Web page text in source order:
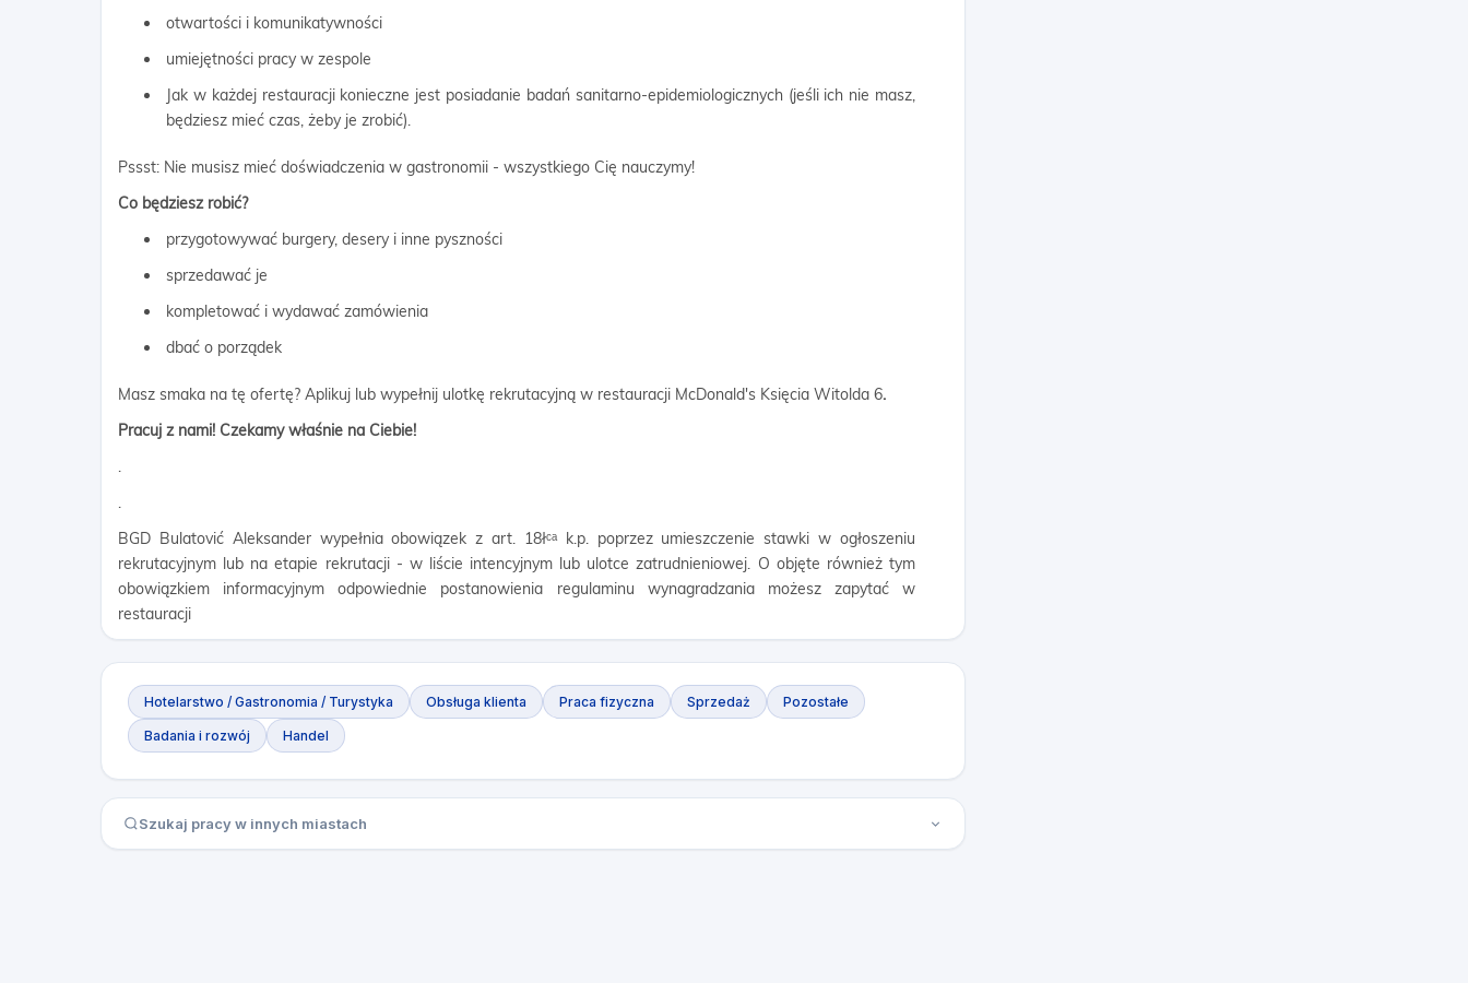
otwartości i komunikatywności
umiejętności pracy w zespole
Jak w każdej restauracji konieczne jest posiadanie badań sanitarno-epidemiologicznych (jeśli ich nie masz,
będziesz mieć czas, żeby je zrobić).
Pssst: Nie musisz mieć doświadczenia w gastronomii - wszystkiego Cię nauczymy!
Co będziesz robić?
przygotowywać burgery, desery i inne pyszności
sprzedawać je
kompletować i wydawać zamówienia
dbać o porządek
Masz smaka na tę ofertę? Aplikuj lub wypełnij ulotkę rekrutacyjną w restauracji McDonald's Księcia Witolda 6.
Pracuj z nami! Czekamy właśnie na Ciebie!
.
.
BGD Bulatović Aleksander wypełnia obowiązek z art. 18łᶜᵃ k.p. poprzez umieszczenie stawki w ogłoszeniu
rekrutacyjnym lub na etapie rekrutacji - w liście intencyjnym lub ulotce zatrudnieniowej. O objęte również tym
obowiązkiem informacyjnym odpowiednie postanowienia regulaminu wynagradzania możesz zapytać w
restauracji
Hotelarstwo / Gastronomia / Turystyka Obsługa klienta Praca fizyczna Sprzedaż Pozostałe
Badania i rozwój Handel
Szukaj pracy w innych miastach